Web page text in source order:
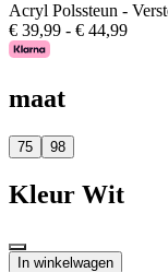
Acryl Polssteun -
€ 39,99 - € 44,99
maat
75 98
Kleur Wit
In winkelwagen